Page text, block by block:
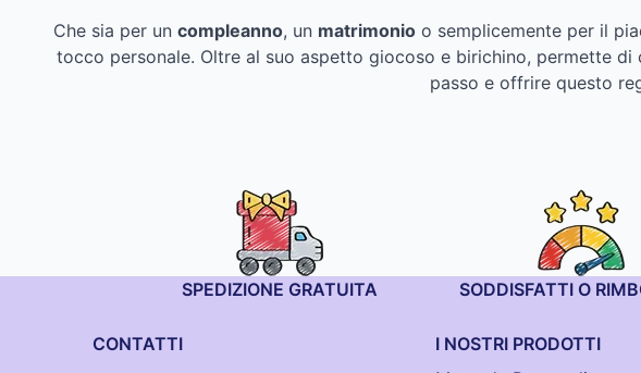
Che sia per un compleanno, un matrimonioo semplicemente per il
tocco personale. Oltre al suo aspetto giocoso e birichino, permette
passo e offrire questo
SPEDIZIONE GRATUITA SODDISFATTI O
CONTATTI
I NOSTRI PRODOTTI